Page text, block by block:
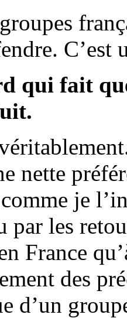
C’est
qui fait
nette
je
par les
France
des
d’un